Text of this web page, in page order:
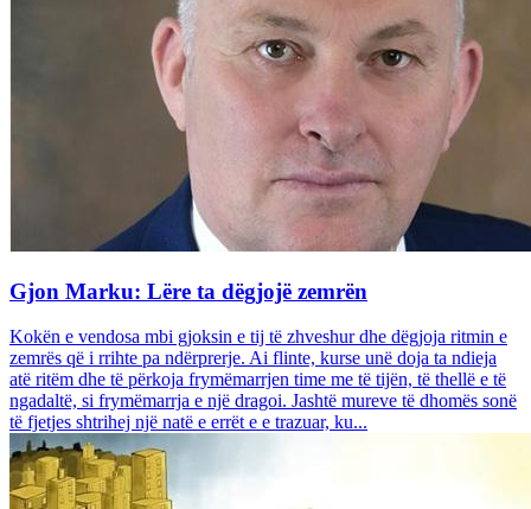
Gjon Marku: Lëre ta dëgjojë zemrën
Kokën e vendosa mbi gjoksin e tij të zhveshur dhe dëgjoja ritmin e
zemrës që i rrihte pa ndërprerje. Ai flinte, kurse unë doja ta ndieja
atë ritëm dhe të përkoja frymëmarrjen time me të tijën, të thellë e të
ngadaltë, si frymëmarrja e një dragoi. Jashtë mureve të dhomës sonë
të fjetjes shtrihej një natë e errët e e trazuar, ku...